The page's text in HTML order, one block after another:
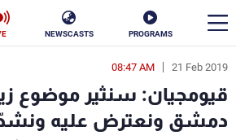
PROGRAMS
NEWSCASTS
21 Feb 2019
08:47 AM
قيومجيان: سنثير موضوع
دمشق ونعترض عليه
en
الأخبار